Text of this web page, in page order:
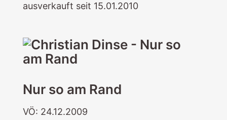
ausverkauft seit 15.01.2010
Nur so am Rand
VÖ: 24.12.2009